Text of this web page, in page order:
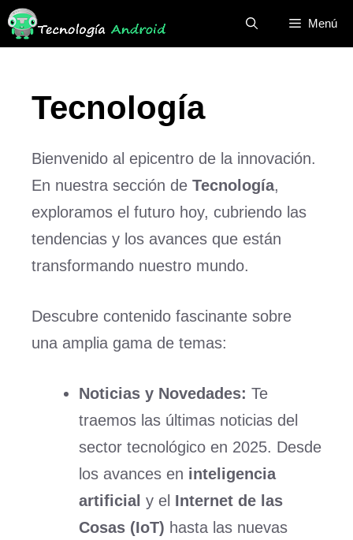
Saltar
Menú
Tecnología
Bienvenido al epicentro de la innovación.
En nuestra sección de Tecnología,
exploramos el futuro hoy, cubriendo las
tendencias y los avances que están
transformando nuestro mundo.
Descubre contenido fascinante sobre
una amplia gama de temas:
Noticias y Novedades: Te
traemos las últimas noticias del
sector tecnológico en 2025. Desde
los avances en inteligencia
artificial y el Internet de las
Cosas (IoT) hasta las nuevas